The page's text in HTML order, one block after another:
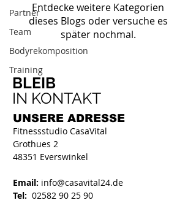
Partner
Team
Bodyrekomposition
Training
Entdecke weitere Kategorien
dieses Blogs oder versuche es
später nochmal.
BLEIB
IN KONTAKT
UNSERE ADRESSE
Fitnessstudio CasaVital
Grothues 2
48351 Everswinkel
Email: info@casavital24.de
Tel: 02582 90 25 90